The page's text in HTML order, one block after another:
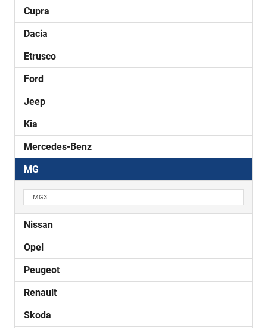
Cupra
Dacia
Etrusco
Ford
Jeep
Kia
Mercedes-Benz
MG
MG3
Nissan
Opel
Peugeot
Renault
Skoda